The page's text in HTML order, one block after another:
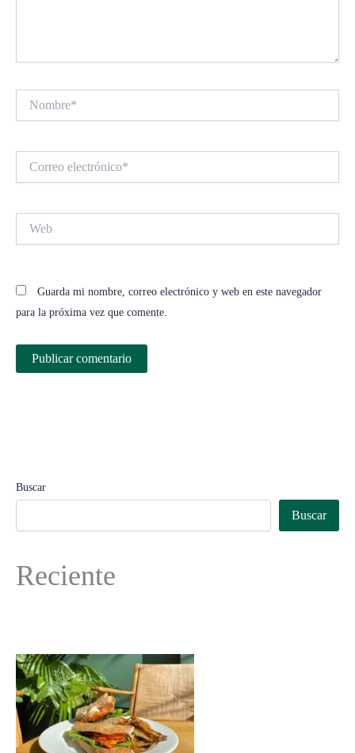
electrónico*
Guarda mi nombre, correo electrónico y web en este navegador
para la próxima vez que comente.
Buscar
Buscar
Reciente